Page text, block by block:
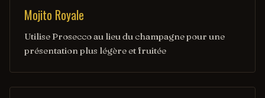
Mojito Royale
Utilise Prosecco au lieu du champagne pour une
présentation plus légère et fruitée